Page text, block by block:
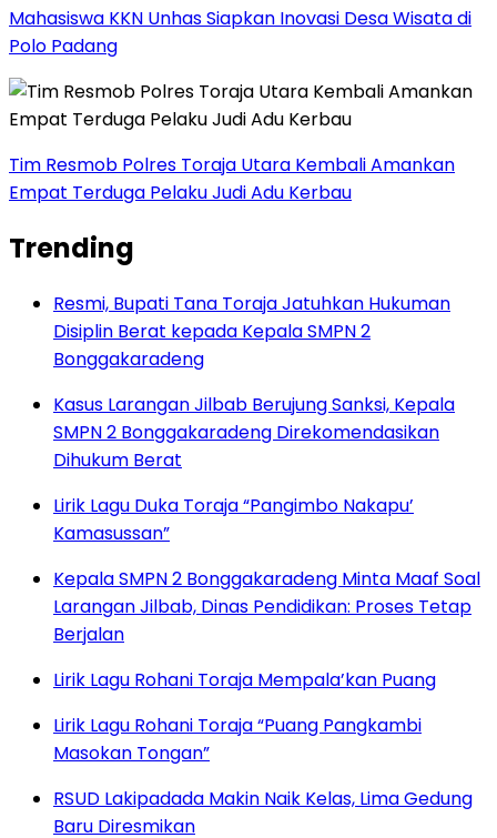
Mahasiswa KKN Unhas Siapkan Inovasi Desa Wisata di
Polo Padang
Tim Resmob Polres Toraja Utara Kembali Amankan
Empat Terduga Pelaku Judi Adu Kerbau
Trending
Resmi, Bupati Tana Toraja Jatuhkan Hukuman
Disiplin Berat kepada Kepala SMPN 2
Bonggakaradeng
Kasus Larangan Jilbab Berujung Sanksi, Kepala
SMPN 2 Bonggakaradeng Direkomendasikan
Dihukum Berat
Lirik Lagu Duka Toraja “Pangimbo Nakapu’
Kamasussan”
Kepala SMPN 2 Bonggakaradeng Minta Maaf Soal
Larangan Jilbab, Dinas Pendidikan: Proses Tetap
Berjalan
Lirik Lagu Rohani Toraja Mempala’kan Puang
Lirik Lagu Rohani Toraja “Puang Pangkambi
Masokan Tongan”
RSUD Lakipadada Makin Naik Kelas, Lima Gedung
Baru Diresmikan